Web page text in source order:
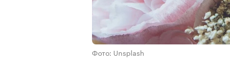
Фото: Unsplash